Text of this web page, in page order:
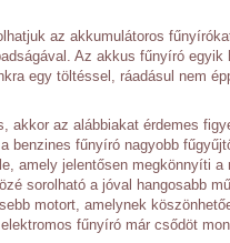
az akkumulátoros
. Az akkus fűnyíró egyik
egy töltéssel, ráadásul nem
akkor az alábbiakat érdemes
benzines fűnyíró nagyobb
amely jelentősen megkönnyíti a
sorolható a jóval hangosabb
motort, amelynek
fűnyíró már csődöt